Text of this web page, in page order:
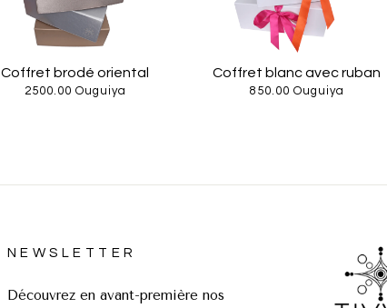
Coffret brodé oriental
2500.00 Ouguiya
Coffret blanc avec ruban
850.00 Ouguiya
NEWSLETTER
Découvrez en avant-première nos